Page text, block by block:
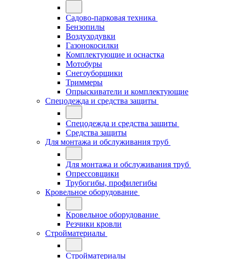
Садово-парковая техника
Бензопилы
Воздуходувки
Газонокосилки
Комплектующие и оснастка
Мотобуры
Снегоуборщики
Триммеры
Опрыскиватели и комплектующие
Спецодежда и средства защиты
Спецодежда и средства защиты
Средства защиты
Для монтажа и обслуживания труб
Для монтажа и обслуживания труб
Опрессовщики
Трубогибы, профилегибы
Кровельное оборудование
Кровельное оборудование
Резчики кровли
Стройматериалы
Стройматериалы